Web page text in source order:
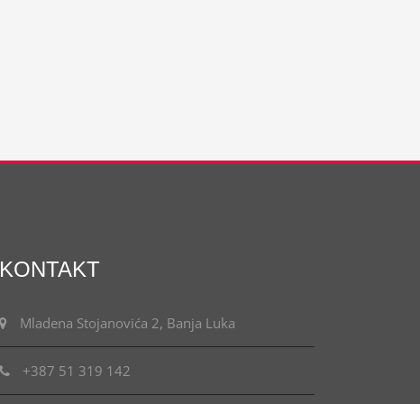
KONTAKT
Mladena Stojanovića 2, Banja Luka
+387 51 319 142